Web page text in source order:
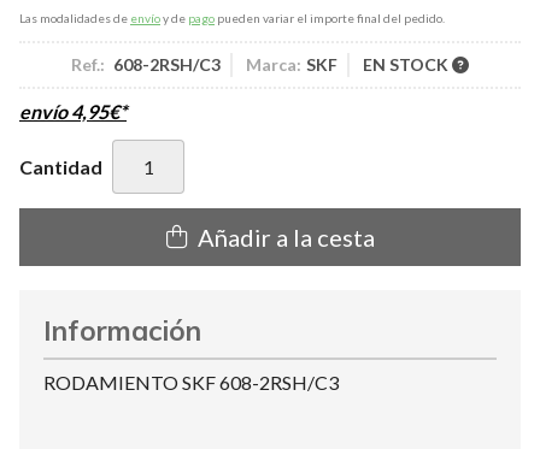
Las modalidades de envíoy de pago pueden variar el importe final del pedido.
Ref.: 608-2RSH/C3 Marca: SKF EN STOCK
envío4,95€*
Cantidad
Añadir a la cesta
Información
RODAMIENTO SKF 608-2RSH/C3